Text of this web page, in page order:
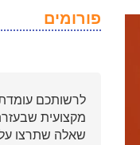
פורומים
לרשותכם
מקצועית
שאלה שתרצו על